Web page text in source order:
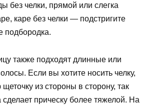
без челки, прямой или слегка
каре без челки — подстригите
подбородка.
также подходят длинные или
Если вы хотите носить челку,
из стороны в сторону, так
сделает прическу более тяжелой. На